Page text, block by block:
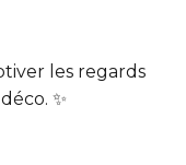
les regards
✨